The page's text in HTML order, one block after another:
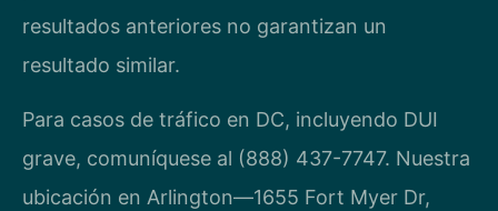
resultados anteriores no garantizan un
resultado similar.
Para casos de tráfico en DC, incluyendo DUI
grave, comuníquese al (888) 437-7747. Nuestra
ubicación en Arlington—1655 Fort Myer Dr,